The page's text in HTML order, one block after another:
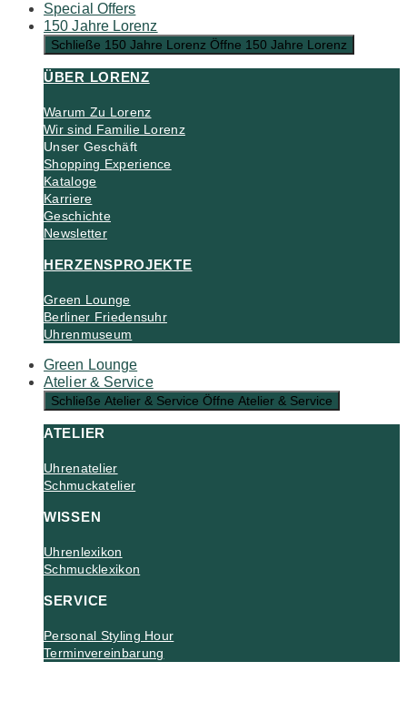
Special Offers
150 Jahre Lorenz
Schließe 150 Jahre Lorenz Öffne 150 Jahre Lorenz
ÜBER LORENZ
Warum Zu Lorenz
Wir sind Familie Lorenz
Unser Geschäft
Shopping Experience
Kataloge
Karriere
Geschichte
Newsletter
HERZENSPROJEKTE
Green Lounge
Berliner Friedensuhr
Uhrenmuseum
Green Lounge
Atelier & Service
Schließe Atelier & Service Öffne Atelier & Service
ATELIER
Uhrenatelier
Schmuckatelier
WISSEN
Uhrenlexikon
Schmucklexikon
SERVICE
Personal Styling Hour
Terminvereinbarung